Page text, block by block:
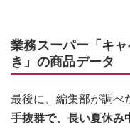
業務スーパー「キ
き」の商品データ
最後に、編集部が調べ
手抜群で、長い夏休み